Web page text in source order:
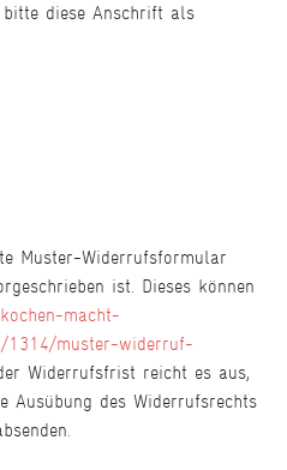
bitte diese Anschrift als
Muster-Widerrufsformular
ist. Dieses können
macht-
1314/muster-widerruf-
Widerrufsfrist reicht es aus,
Ausübung des Widerrufsrechts